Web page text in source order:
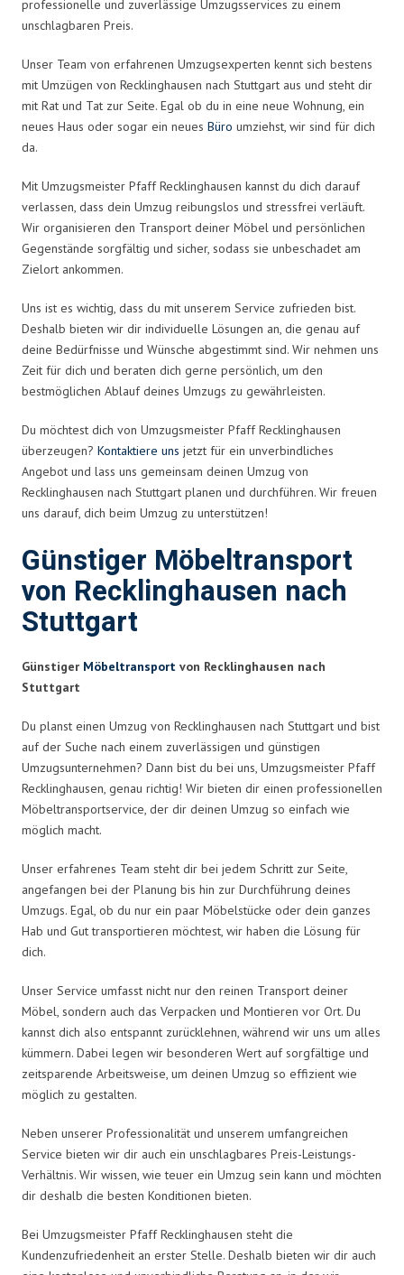
professionelle und zuverlässige Umzugsservices zu einem
unschlagbaren Preis.
Unser Team von erfahrenen Umzugsexperten kennt sich bestens
mit Umzügen von Recklinghausen nach Stuttgart aus und steht dir
mit Rat und Tat zur Seite. Egal ob du in eine neue Wohnung, ein
neues Haus oder sogar ein neues Büro umziehst, wir sind für dich
da.
Mit Umzugsmeister Pfaff Recklinghausen kannst du dich darauf
verlassen, dass dein Umzug reibungslos und stressfrei verläuft.
Wir organisieren den Transport deiner Möbel und persönlichen
Gegenstände sorgfältig und sicher, sodass sie unbeschadet am
Zielort ankommen.
Uns ist es wichtig, dass du mit unserem Service zufrieden bist.
Deshalb bieten wir dir individuelle Lösungen an, die genau auf
deine Bedürfnisse und Wünsche abgestimmt sind. Wir nehmen uns
Zeit für dich und beraten dich gerne persönlich, um den
bestmöglichen Ablauf deines Umzugs zu gewährleisten.
Du möchtest dich von Umzugsmeister Pfaff Recklinghausen
überzeugen? Kontaktiere uns jetzt für ein unverbindliches
Angebot und lass uns gemeinsam deinen Umzug von
Recklinghausen nach Stuttgart planen und durchführen. Wir freuen
uns darauf, dich beim Umzug zu unterstützen!
Günstiger Möbeltransport
von Recklinghausen nach
Stuttgart
Günstiger Möbeltransport von Recklinghausen nach
Stuttgart
Du planst einen Umzug von Recklinghausen nach Stuttgart und bist
auf der Suche nach einem zuverlässigen und günstigen
Umzugsunternehmen? Dann bist du bei uns, Umzugsmeister Pfaff
Recklinghausen, genau richtig! Wir bieten dir einen professionellen
Möbeltransportservice, der dir deinen Umzug so einfach wie
möglich macht.
Unser erfahrenes Team steht dir bei jedem Schritt zur Seite,
angefangen bei der Planung bis hin zur Durchführung deines
Umzugs. Egal, ob du nur ein paar Möbelstücke oder dein ganzes
Hab und Gut transportieren möchtest, wir haben die Lösung für
dich.
Unser Service umfasst nicht nur den reinen Transport deiner
Möbel, sondern auch das Verpacken und Montieren vor Ort. Du
kannst dich also entspannt zurücklehnen, während wir uns um alles
kümmern. Dabei legen wir besonderen Wert auf sorgfältige und
zeitsparende Arbeitsweise, um deinen Umzug so effizient wie
möglich zu gestalten.
Neben unserer Professionalität und unserem umfangreichen
Service bieten wir dir auch ein unschlagbares Preis-Leistungs-
Verhältnis. Wir wissen, wie teuer ein Umzug sein kann und möchten
dir deshalb die besten Konditionen bieten.
Bei Umzugsmeister Pfaff Recklinghausen steht die
Kundenzufriedenheit an erster Stelle. Deshalb bieten wir dir auch